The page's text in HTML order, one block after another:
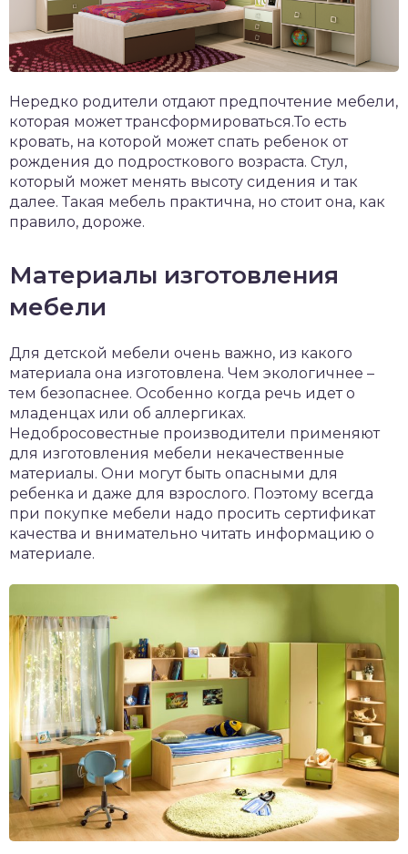
Нередко родители отдают предпочтение мебели,
которая может трансформироваться.То есть
кровать, на которой может спать ребенок от
рождения до подросткового возраста. Стул,
который может менять высоту сидения и так
далее. Такая мебель практична, но стоит она, как
правило, дороже.
Материалы изготовления
мебели
Для детской мебели очень важно, из какого
материала она изготовлена. Чем экологичнее –
тем безопаснее. Особенно когда речь идет о
младенцах или об аллергиках.
Недобросовестные производители применяют
для изготовления мебели некачественные
материалы. Они могут быть опасными для
ребенка и даже для взрослого. Поэтому всегда
при покупке мебели надо просить сертификат
качества и внимательно читать информацию о
материале.